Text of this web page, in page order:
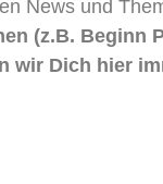
News und
(z.B. Beginn
wir Dich hier